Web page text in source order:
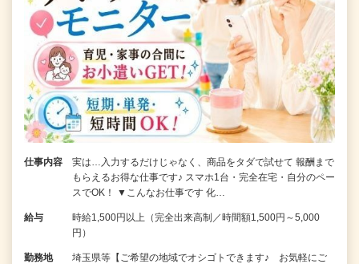
仕事内容
実は…入力するだけじゃなく、商品をタダで試せて 報酬まで
もらえるお得な仕事です♪ スマホ1台・完全在宅・自分のペー
スでOK！ ▼こんなお仕事です 化…
給与
時給1,500円以上（完全出来高制／時間額1,500円～5,000
円）
勤務地
埼玉県等【ご希望の地域でオシゴトできます♪ お気軽にご